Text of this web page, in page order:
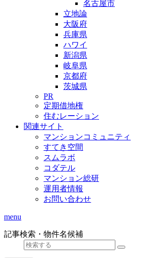
名古屋市
立地論
大阪府
兵庫県
ハワイ
新潟県
岐阜県
京都府
茨城県
PR
定期借地権
住むレーション
関連サイト
マンションコミュニティ
すてき空間
スムラボ
コダテル
マンション総研
運用者情報
お問い合わせ
menu
記事検索・物件名候補